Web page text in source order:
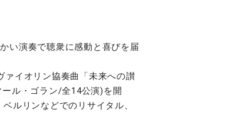
い演奏で聴衆に感動と喜びを届
ァイオリン協奏曲「未来への讃
ル・ゴラン/全14公演)を開
ルリンなどでのリサイタル、